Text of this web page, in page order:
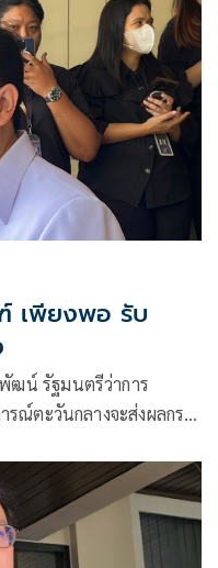
เพียงพอ รับ
น์ รัฐมนตรีว่าการ
รณ์ตะวันกลางจะส่งผลกระ